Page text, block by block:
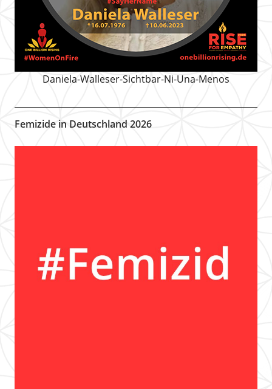
Daniela-Walleser-Sichtbar-Ni-Una-Menos
Femizide in Deutschland 2026